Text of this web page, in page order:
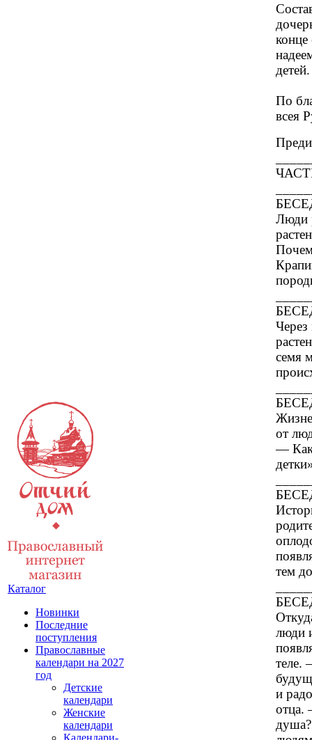
Каталог
Новинки
Последние
поступления
Православные
календари на 2027
год
Детские
календари
Женские
календари
Календари-
конце
детей.
По
всея
Люди
семя
от
— Как
тем
люди
теле.
и
отца.